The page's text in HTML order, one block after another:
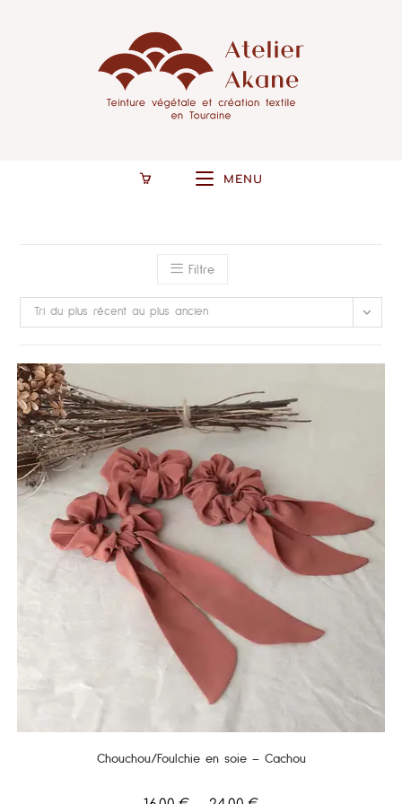
MENU
Filtre
Tri du plus récent au plus ancien
Chouchou/Foulchie en soie – Cachou